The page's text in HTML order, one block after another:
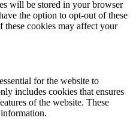
will be stored in your browser
the option to opt-out of these
cookies may affect your
for the website to
includes cookies that ensures
of the website. These